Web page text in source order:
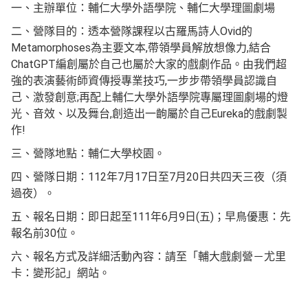
一、主辦單位：輔仁大學外語學院、輔仁大學理圖劇場
二、營隊目的：透本營隊課程以古羅馬詩人Ovid的
Metamorphoses為主要文本,帶領學員解放想像力,結合
ChatGPT編創屬於自己也屬於大家的戲劇作品。由我們超
強的表演藝術師資傳授專業技巧,一步步帶領學員認識自
己、激發創意;再配上輔仁大學外語學院專屬理圖劇場的燈
光、音效、以及舞台,創造出一齣屬於自己Eureka的戲劇製
作!
三、營隊地點：輔仁大學校園。
四、營隊日期：112年7月17日至7月20日共四天三夜（須
過夜）。
五、報名日期：即日起至111年6月9日(五)；早鳥優惠：先
報名前30位。
六、報名方式及詳細活動內容：請至「輔大戲劇營－尤里
卡：變形記」網站。